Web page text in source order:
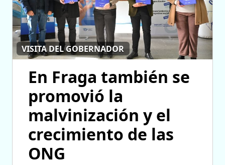
VISITA DEL GOBERNADOR
En Fraga también se
promovió la
malvinización y el
crecimiento de las
ONG